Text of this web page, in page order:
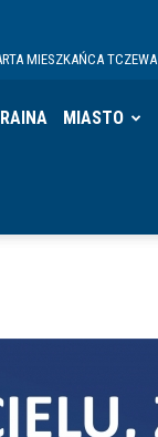
MIESZKAŃCA TCZEWA
MIASTO